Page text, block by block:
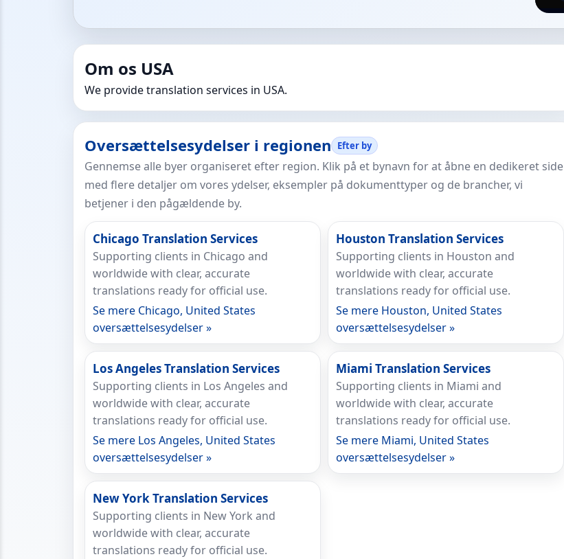
Om os USA
We provide translation services in USA.
Oversættelsesydelser i regionen Efter by
Gennemse alle byer organiseret efter region. Klik på et bynavn for at åbne en dedikeret side
med flere detaljer om vores ydelser, eksempler på dokumenttyper og de brancher, vi
betjener i den pågældende by.
Chicago Translation Services
Supporting clients in Chicago and
worldwide with clear, accurate
translations ready for official use.
Se mere Chicago, United States
oversættelsesydelser »
Houston Translation Services
Supporting clients in Houston and
worldwide with clear, accurate
translations ready for official use.
Se mere Houston, United States
oversættelsesydelser »
Los Angeles Translation Services
Supporting clients in Los Angeles and
worldwide with clear, accurate
translations ready for official use.
Se mere Los Angeles, United States
oversættelsesydelser »
Miami Translation Services
Supporting clients in Miami and
worldwide with clear, accurate
translations ready for official use.
Se mere Miami, United States
oversættelsesydelser »
New York Translation Services
Supporting clients in New York and
worldwide with clear, accurate
translations ready for official use.